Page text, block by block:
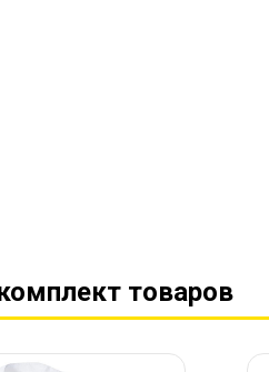
товаров